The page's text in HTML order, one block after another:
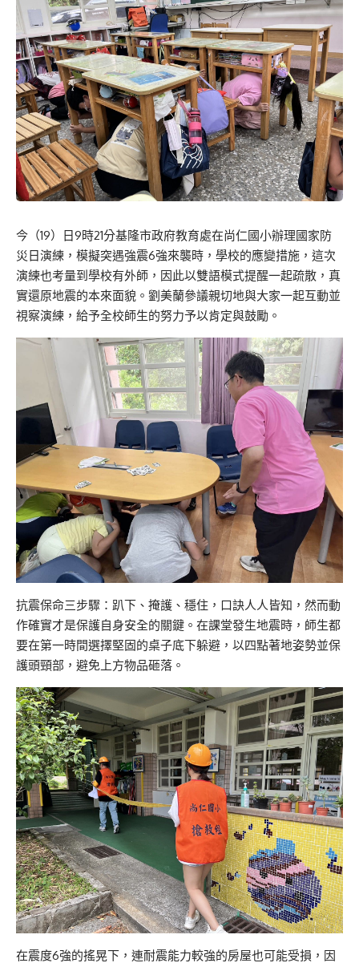
今（19）日9時21分基隆市政府教育處在尚仁國小辦理國家防
災日演練，模擬突遇強震6強來襲時，學校的應變措施，這次
演練也考量到學校有外師，因此以雙語模式提醒一起疏散，真
實還原地震的本來面貌。劉美蘭參議親切地與大家一起互動並
視察演練，給予全校師生的努力予以肯定與鼓勵。
抗震保命三步驟：趴下、掩護、穩住，口訣人人皆知，然而動
作確實才是保護自身安全的關鍵。在課堂發生地震時，師生都
要在第一時間選擇堅固的桌子底下躲避，以四點著地姿勢並保
護頭頸部，避免上方物品砸落。
在震度6強的搖晃下，連耐震能力較強的房屋也可能受損，因